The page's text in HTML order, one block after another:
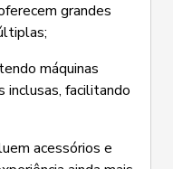
grandes
máquinas
inclusas, facilitando
acessórios e